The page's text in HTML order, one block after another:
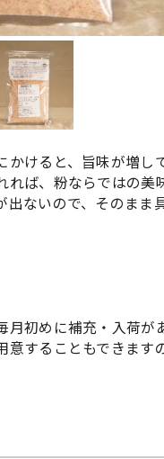
かけると、旨味が増し
れば、粉ならではの美
出ないので、そのま
初めに補充・入荷が
することもできます